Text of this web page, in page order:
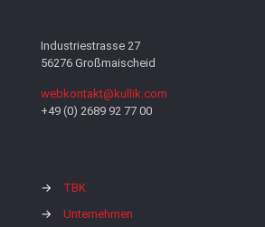
Industriestrasse 27
56276 Großmaischeid
webkontakt@kullik.com
+49 (0) 2689 92 77 00
→
TBK
→
Unternehmen